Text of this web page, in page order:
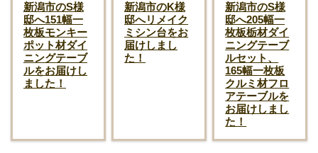
新潟市のS様
邸へ151幅一
枚板モンキー
ポット材ダイ
ニングテーブ
ルをお届けし
ました！
新潟市のK様
邸へリメイク
ミシン台をお
届けしまし
た！
新潟市のS様
邸へ205幅一
枚板栃材ダイ
ニングテーブ
ルセット、
165幅一枚板
クルミ材フロ
アテーブルを
お届けしまし
た！